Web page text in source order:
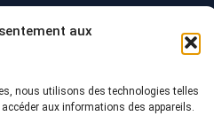
aux
nous utilisons des technologies telles
aux informations des appareils.